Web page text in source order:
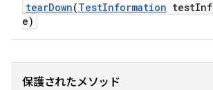
tearDown(TestInformation test
e)
保護されたメソッド